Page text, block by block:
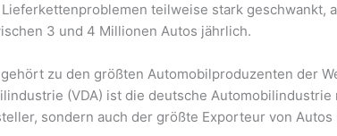
teilweise stark geschwankt,
3 und 4 Millionen Autos jährlich.
zu den größten Automobilproduzenten der
(VDA) ist die deutsche
sondern auch der größte Exporteur von Autos